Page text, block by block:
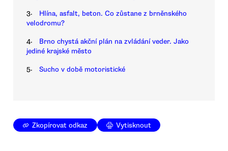
3.
Hlína, asfalt, beton. Co zůstane z brněnského
velodromu?
4.
Brno chystá akční plán na zvládání veder. Jako
jediné krajské město
5. Sucho v době motoristické
Zkopírovat odkaz Vytisknout